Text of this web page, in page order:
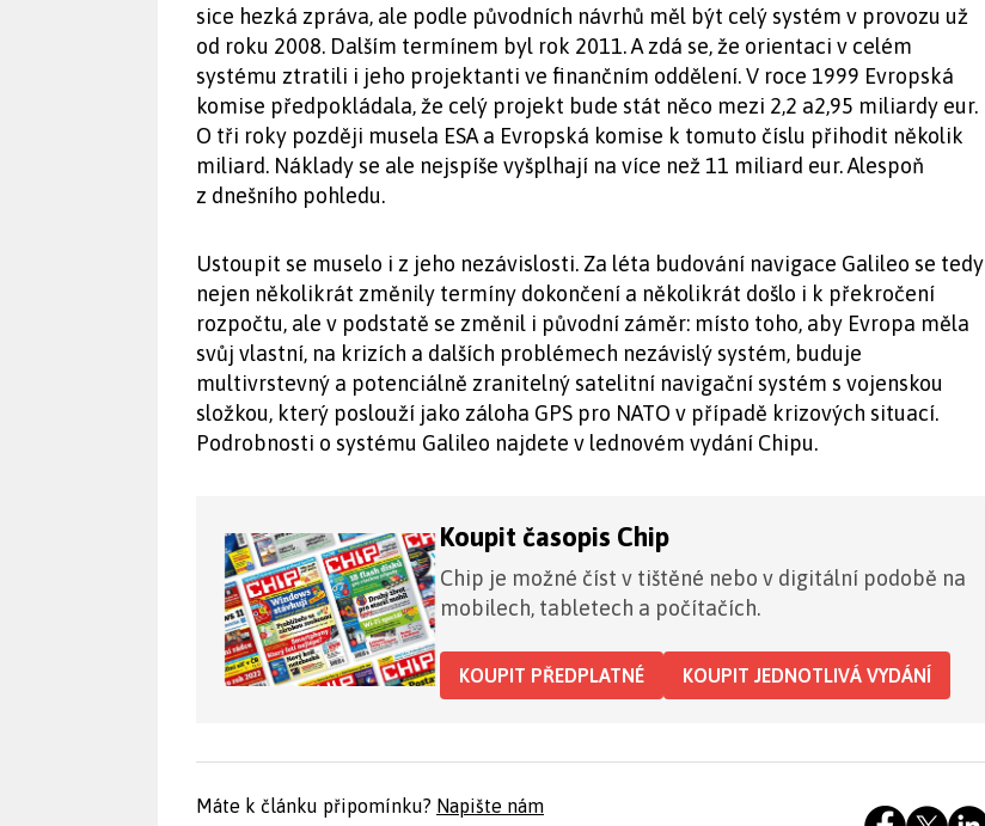
sice hezká zpráva, ale podle původních návrhů měl být celý systém v provozu už
od roku 2008. Dalším termínem byl rok 2011. A zdá se, že orientaci v celém
systému ztratili i jeho projektanti ve finančním oddělení. V roce 1999 Evropská
komise předpokládala, že celý projekt bude stát něco mezi 2,2 a2,95 miliardy eur.
O tři roky později musela ESA a Evropská komise k tomuto číslu přihodit několik
miliard. Náklady se ale nejspíše vyšplhají na více než 11 miliard eur. Alespoň
z dnešního pohledu.
Ustoupit se muselo i z jeho nezávislosti. Za léta budování navigace Galileo se tedy
nejen několikrát změnily termíny dokončení a několikrát došlo i k překročení
rozpočtu, ale v podstatě se změnil i původní záměr: místo toho, aby Evropa měla
svůj vlastní, na krizích a dalších problémech nezávislý systém, buduje
multivrstevný a potenciálně zranitelný satelitní navigační systém s vojenskou
složkou, který poslouží jako záloha GPS pro NATO v případě krizových situací.
Podrobnosti o systému Galileo najdete v lednovém vydání Chipu.
Koupit časopis Chip
Chip je možné číst v tištěné nebo v digitální podobě na
mobilech, tabletech a počítačích.
KOUPIT PŘEDPLATNÉ KOUPIT JEDNOTLIVÁ VYDÁNÍ
Máte k článku připomínku? Napište nám